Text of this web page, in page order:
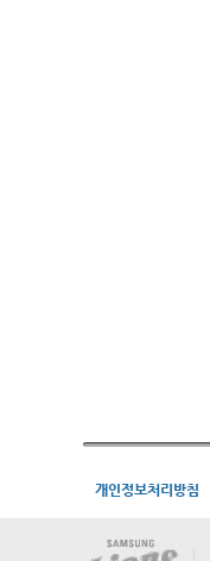
개인정보처리방침